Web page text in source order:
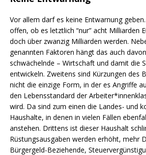
Vor allem darf es keine Entwarnung
offen, ob es letztlich “nur” acht Milliarden
doch über zwanzig Milliarden werden.
genannten Faktoren hängt das auch
schwächelnde – Wirtschaft und damit die
entwickeln. Zweitens sind Kürzungen des
nicht die einzige Form, in der es Angriffe
den Lebensstandard der
wird. Da sind zum einen die Landes- und
Haushalte, in denen in vielen Fällen
anstehen. Drittens ist dieser Haushalt
Rüstungsausgaben werden erhöht, mehr
Bürgergeld-Beziehende,